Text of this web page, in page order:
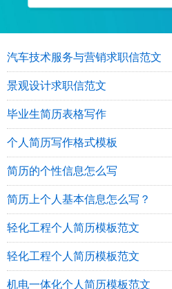
汽车技术服务与营销求职信范文
景观设计求职信范文
毕业生简历表格写作
个人简历写作格式模板
简历的个性信息怎么写
简历上个人基本信息怎么写？
轻化工程个人简历模板范文
轻化工程个人简历模板范文
机电一体化个人简历模板范文